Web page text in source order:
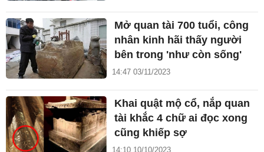
Mở quan tài 700 tuổi, công
nhân kinh hãi thấy người
bên trong 'như còn sống'
14:47 03/11/2023
Khai quật mộ cổ, nắp quan
tài khắc 4 chữ ai đọc xong
cũng khiếp sợ
14:10 10/10/2023